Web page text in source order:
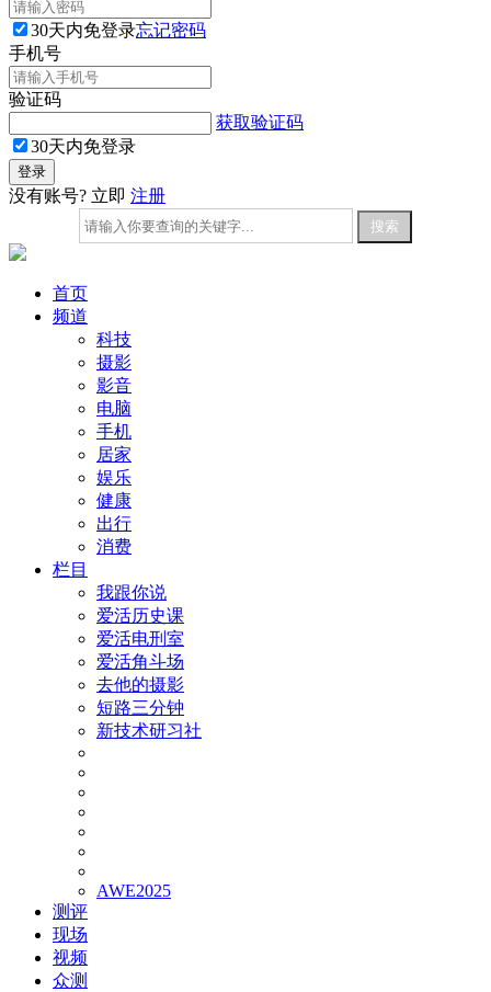
30天内免登录忘记密码
手机号
验证码
获取验证码
30天内免登录
没有账号? 立即 注册
首页
频道
科技
摄影
影音
电脑
手机
居家
娱乐
健康
出行
消费
栏目
我跟你说
爱活历史课
爱活电刑室
爱活角斗场
去他的摄影
短路三分钟
新技术研习社
AWE2025
测评
现场
视频
众测